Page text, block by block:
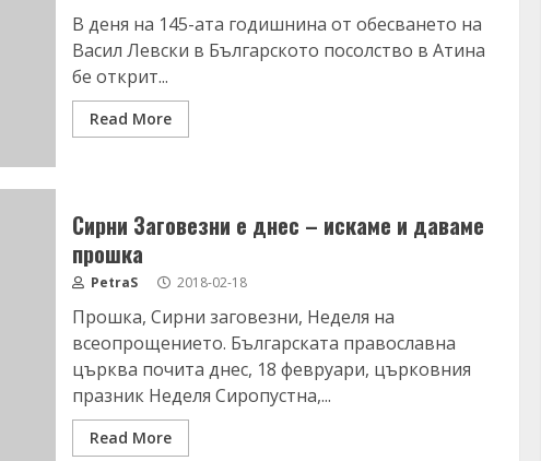
В деня на 145-ата годишнина от обесването на
Васил Левски в Българското посолство в Атина
бе открит...
Read More
Сирни Заговезни е днес – искаме и даваме
прошка
PetraS 2018-02-18
Прошка, Сирни заговезни, Неделя на
всеопрощението. Българската православна
църква почита днес, 18 февруари, църковния
празник Неделя Сиропустна,...
Read More